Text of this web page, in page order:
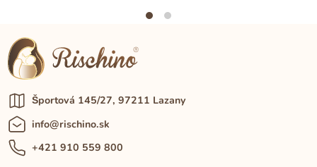
Športová 145/27, 97211 Lazany
info@rischino.sk
+421 910 559 800